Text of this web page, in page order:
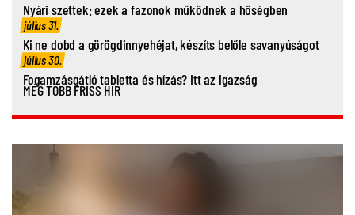
Nyári szettek: ezek a fazonok működnek a hőségben
július 31.
Ki ne dobd a görögdinnyehéjat, készíts belőle savanyúságot
július 30.
Fogamzásgátló tabletta és hízás? Itt az igazság
MÉG TÖBB FRISS HÍR